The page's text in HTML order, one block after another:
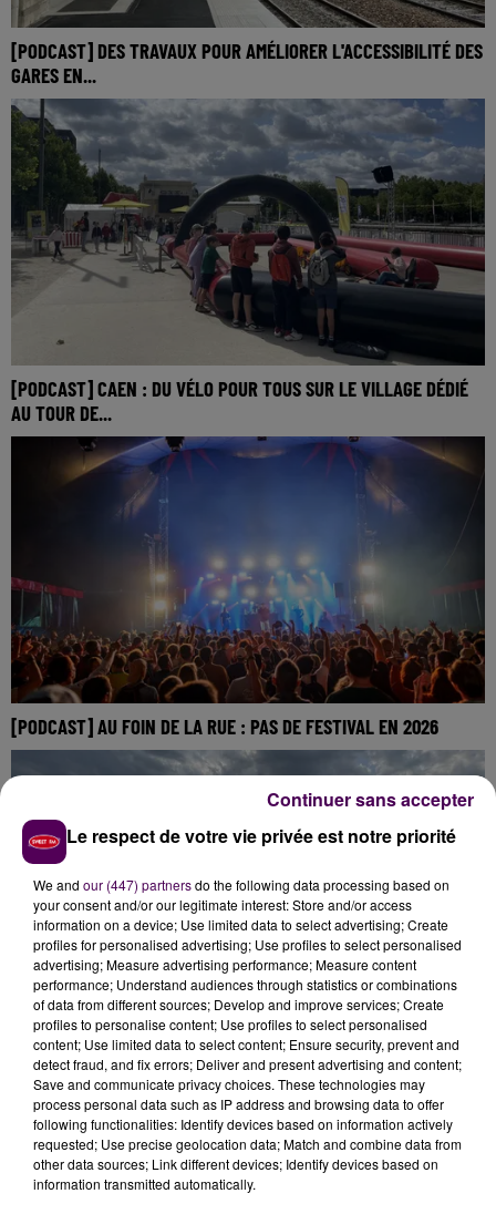
[PODCAST] DES TRAVAUX POUR AMÉLIORER L'ACCESSIBILITÉ DES
GARES EN...
[PODCAST] CAEN : DU VÉLO POUR TOUS SUR LE VILLAGE DÉDIÉ
AU TOUR DE...
[PODCAST] AU FOIN DE LA RUE : PAS DE FESTIVAL EN 2026
[PODCAST] LES ESTIVALES DE CABOURG : ON A TESTÉ LE SULKY
Le respect de votre vie privée est notre priorité
We and our (447) partnersdo the following data processing based on
your consent and/or our legitimate interest: Store and/or access
information on a device; Use limited data to select advertising; Create
profiles for personalised advertising; Use profiles to select personalised
advertising; Measure advertising performance; Measure content
performance; Understand audiences through statistics or combinations
of data from different sources; Develop and improve services; Create
profiles to personalise content; Use profiles to select personalised
content; Use limited data to select content; Ensure security, prevent and
detect fraud, and fix errors; Deliver and present advertising and content;
Save and communicate privacy choices. These technologies may
process personal data such as IP address and browsing data to offer
following functionalities: Identify devices based on information actively
requested; Use precise geolocation data; Match and combine data from
other data sources; Link different devices; Identify devices based on
information transmitted automatically.
Continuer sans accepter